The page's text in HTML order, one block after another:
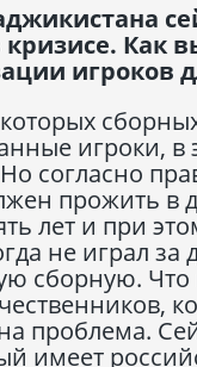
Как
игроков
игроки, в
Но согласно
прожить в
лет и при
не играл за
сборную. Что
проблема.
имеет